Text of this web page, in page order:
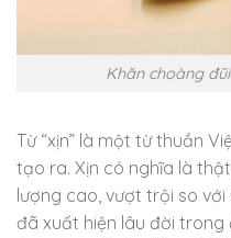
Khăn choàng
Từ “xịn” là một từ thuần
tạo ra. Xịn có nghĩa là
lượng cao, vượt trội so với
đã xuất hiện lâu đời